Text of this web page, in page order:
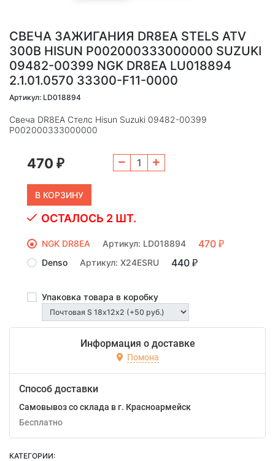
СВЕЧА ЗАЖИГАНИЯ DR8EA STELS ATV
300B HISUN P002000333000000 SUZUKI
09482-00399 NGK DR8EA LU018894
2.1.01.0570 33300-F11-0000
Артикул: LD018894
Свеча DR8EA Стелс Hisun Suzuki 09482-00399
P002000333000000
470 ₽
ОСТАЛОСЬ 2 ШТ.
NGK DR8EA Артикул: LD018894 470 ₽
Denso
Артикул: X24ESRU 440 ₽
Упаковка товара в коробку
Информация о доставке
Помона
Способ доставки
Самовывоз со склада в г. Красноармейск
Бесплатно
КАТЕГОРИИ: